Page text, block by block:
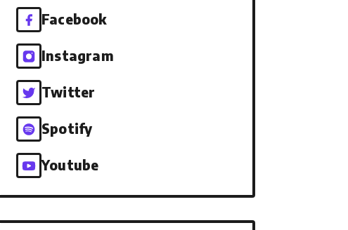
Facebook
Instagram
Twitter
Spotify
Youtube